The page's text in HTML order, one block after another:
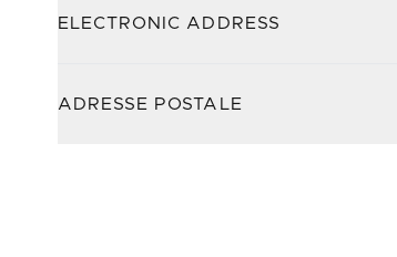
ELECTRONIC ADDRESS
ADRESSE POSTALE